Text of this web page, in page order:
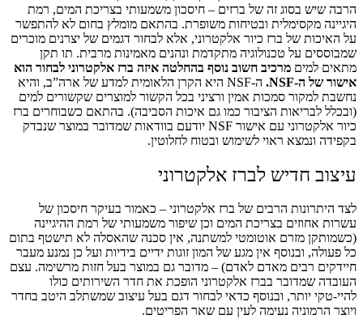
הרבה שיש בסוג זה של ברזים – חיסכון משמעותי בצריכת המים, רמת
היגיינה מקסימלית ובטיחות משופרת. בהתאם מומלץ בחום לא להתפשר
על האיכות של ברז כיור אלקטרוני, אלא לבחור דגמים של יצרנים מוכרים
שמבוססים על טכנולוגיה מתקדמת ונהנים מאמינות מרבית. תו תקן
מתאים למים מרכיב חשוב נוסף בהחלטה איזה ברז אלקטרוני לבחור הוא
אישור של ה-NSF.
ה-NSF היא הקרן הלאומית למדע של ארה”ב, והיא
נחשבת למקור סמכות אמין ורציני בכל הקשור למוצרים שקשורים למים
(ובכלל לבריאות הציבור כמו גם איכות הסביבה). בהתאם כשבוחרים ברז
כיור אלקטרוני עם אישור NSF יודעם בוודאות שמדובר במוצר שנבדק
בקפידה ונמצא ראוי לשימוש ובטוח לחלוטין.
עיצוב חדיש לברז אלקטרוני
לצד היתרונות הרבים של ברז אלקטרוני – כאמור בעיקר חיסכון של
עשרות אחוזים בצריכת המים וכן שיפור משמעותי של רמת ההיגיינה
(כשמותקן מזרם אוטומטי למשתנה, אין סכנה שהאסלה לא תישטף בתום
כל פעולה, ובנוסף אין מגע של המון זוגות ידיים בידיות ועל כן נמנע מעבר
חיידקים רבים מאדם לאדם) – מדובר גם במוצר בעל חזות מרשימה. עצם
העובדה שמדובר בברז אלקטרוני הופכת את חדר השירותים כולו
להיי-טקי יותר, ובנוסף כדאי לבחור דגם בעל עיצוב שמשתלב היטב בחדר
ויוצר הרמוניה נעימה לעין עם שאר הפריטים.